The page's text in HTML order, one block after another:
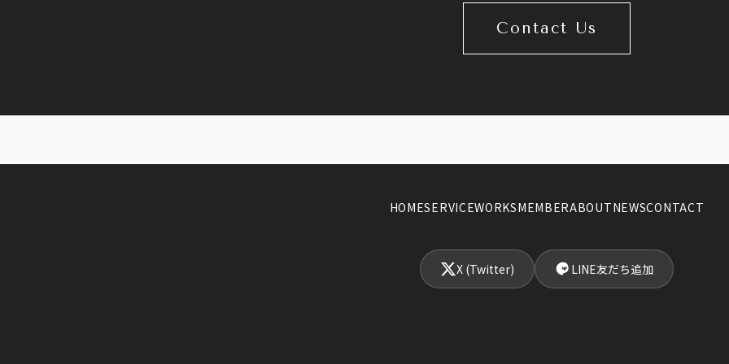
Contact Us
HOMESERVICEWORKSMEMBERABOUTNEWSCONTACT
X (Twitter) LINE友だち追加